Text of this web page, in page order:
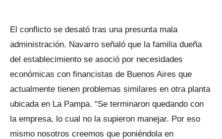
El conflicto se desató tras una presunta mala
administración. Navarro señaló que la familia dueña
del establecimiento se asoció por necesidades
económicas con financistas de Buenos Aires que
actualmente tienen problemas similares en otra planta
ubicada en La Pampa. “Se terminaron quedando con
la empresa, lo cual no la supieron manejar. Por eso
mismo nosotros creemos que poniéndola en